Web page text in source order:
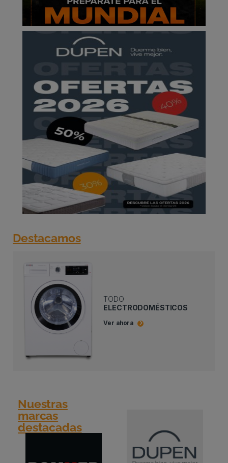
Destacamos
TODO
ELECTRODOMÉSTICOS
Ver ahora
Nuestras
marcas
destacadas